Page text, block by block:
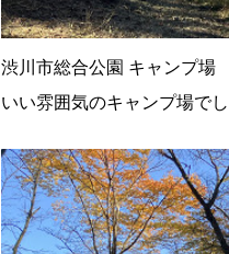
渋川市総合公園 キャンプ場
いい雰囲気のキャンプ場で